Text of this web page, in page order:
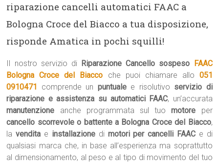
riparazione cancelli automatici FAAC a
Bologna Croce del Biacco a tua disposizione,
risponde Amatica in pochi squilli!
Il nostro servizio di Riparazione Cancello sospeso FAAC
Bologna Croce del Biacco
che puoi chiamare allo 051
0910471
comprende un puntualee risolutivo servizio di
riparazione e assistenza su automatici FAAC, un’accurata
manutenzione anche programmata sul tuomotore per
cancello scorrevole o battente a Bologna Croce del Biacco,
lavendita e installazionedi motori per cancelli FAACe di
qualsiasi marca che, in base all’esperienza ma soprattutto
al dimensionamento, al peso e al tipo di movimento del tuo